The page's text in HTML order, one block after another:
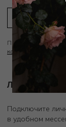
Подписываясь на
Личный
Подключите
в удобном